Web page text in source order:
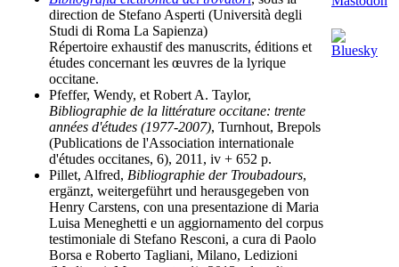
direction de Stefano Asperti (Università degli
Studi di Roma La Sapienza)
Répertoire exhaustif des manuscrits, éditions et
études concernant les œuvres de la lyrique
occitane.
Pfeffer, Wendy, et Robert A. Taylor,
Bibliographie de la littérature occitane: trente
années d'études (1977-2007), Turnhout, Brepols
(Publications de l'Association internationale
d'études occitanes, 6), 2011, iv + 652 p.
Pillet, Alfred, Bibliographie der Troubadours,
ergänzt, weitergeführt und herausgegeben von
Henry Carstens, con una presentazione di Maria
Luisa Meneghetti e un aggiornamento del corpus
testimoniale di Stefano Resconi, a cura di Paolo
Borsa e Roberto Tagliani, Milano, Ledizioni